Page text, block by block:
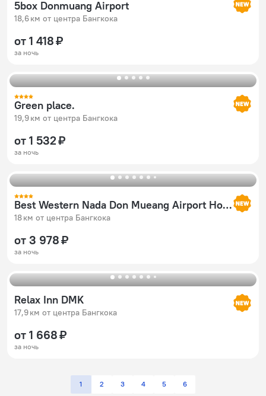
5box Donmuang Airport
18,6 км от центра Бангкока
от 1 418 ₽
за ночь
Green place.
19,9 км от центра Бангкока
от 1 532 ₽
за ночь
Best Western Nada Don Mueang Airport Hotel
18 км от центра Бангкока
от 3 978 ₽
за ночь
Relax Inn DMK
17,9 км от центра Бангкока
от 1 668 ₽
за ночь
1 2 3 4 5 6